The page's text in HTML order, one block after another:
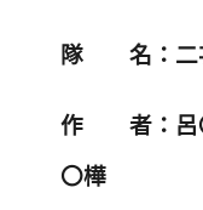
隊 名：二
作 者：呂〇
〇樺